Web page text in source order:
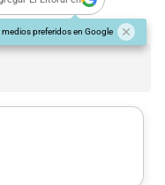
medios preferidos en Google